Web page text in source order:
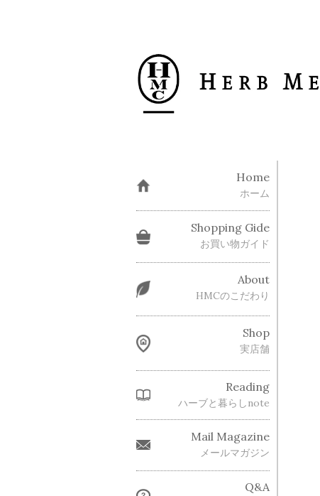
Home
ホーム
Shopping Gide
お買い物ガイド
About
HMCのこだわり
Shop
実店舗
Reading
ハーブと暮らしnote
Mail Magazine
メールマガジン
Q&A